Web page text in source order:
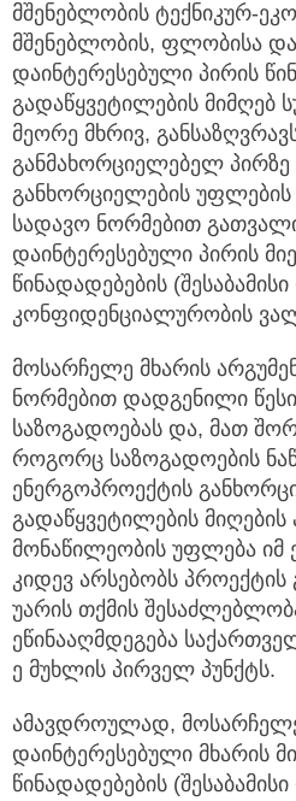
მშენებლობის ტექნიკურ-
მშენებლობის, ფლობისა და
დაინტერესებული პირის
გადაწყვეტილების მიმღებ
მეორე მხრივ,
განმახორციელებელ პირზე
განხორციელების უფლების
სადავო ნორმებით
დაინტერესებული პირის
წინადადებების
კონფიდენციალურობის
მოსარჩელე მხარის
ნორმებით დადგენილი
საზოგადოებას და, მათ
როგორც საზოგადოების
ენერგოპროექტის
გადაწყვეტილების მიღების
მონაწილეობის უფლება იმ
კიდევ არსებობს პროექტის
უარის თქმის
ეწინააღმდეგება
ე მუხლის პირველ პუნქტს.
ამავდროულად,
დაინტერესებული მხარის
წინადადებების